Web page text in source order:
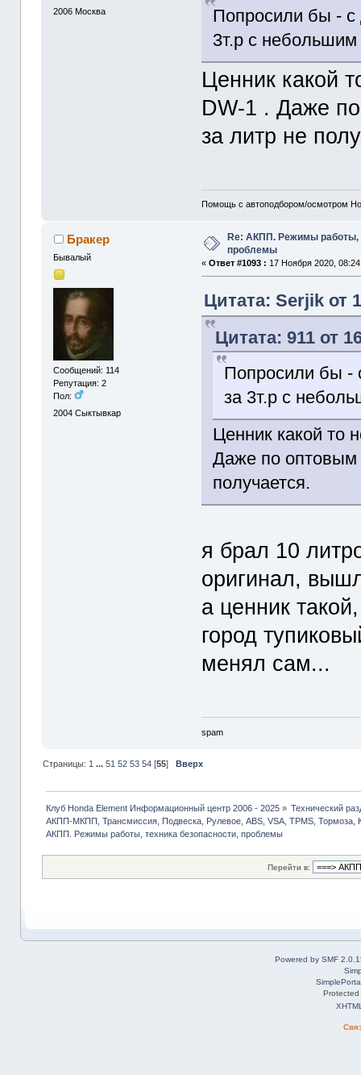
2006 Москва
Попросили бы - с
3т.р с небольшим
Ценник какой
DW-1 . Даже
за литр не
Помощь с автоподбором/осмотром
Бракер
Бывалый
Сообщений: 114
Репутация: 2
Пол:
2004 Сыктывкар
Re: АКПП. Режимы работы,
проблемы
«Ответ #1093 : 17 Ноября 2020,
Цитата: Serjik от
Цитата: 911 от
Попросили бы -
за 3т.р с
Ценник какой то
Даже по оптовым
получается.
я брал 10
оригинал,
а ценник
город
менял сам...
spam
Страницы: 1 ... 51 52 53 54[55] Вверх
Клуб Honda Element Информационный центр 2006 - 2025» Технический
АКПП-МКПП, Трансмиссия, Подвеска, Рулевое, ABS, VSA, TPMS, Тормоза,
АКПП. Режимы работы, техника безопасности, проблемы
Перейти в:
Powered by SMF